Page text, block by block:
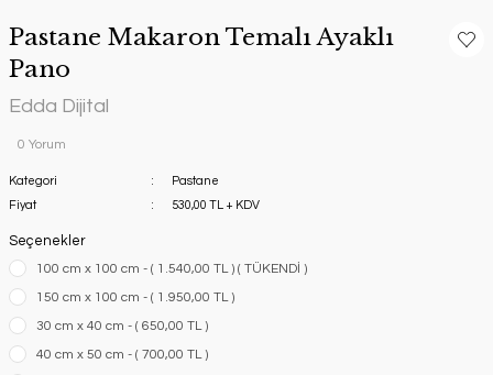
Pastane Makaron Temalı Ayaklı
Pano
Edda Dijital
0 Yorum
Kategori
Pastane
Fiyat
530,00 TL + KDV
Seçenekler
100 cm x 100 cm - ( 1.540,00 TL ) ( TÜKENDİ )
150 cm x 100 cm - ( 1.950,00 TL )
30 cm x 40 cm - ( 650,00 TL )
40 cm x 50 cm - ( 700,00 TL )